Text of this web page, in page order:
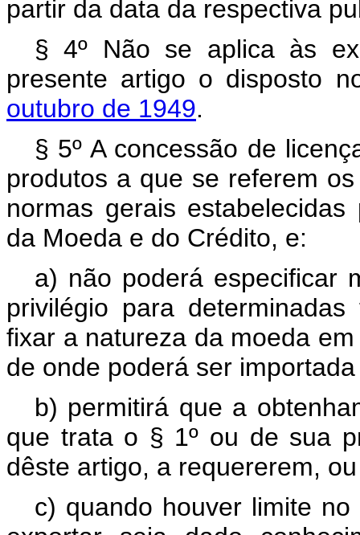
partir da data da respectiva
§ 4º Não se aplica às
presente artigo o disposto
outubro de 1949.
§ 5º A concessão de
produtos a que se referem
normas gerais
da Moeda e do Crédito, e:
a) não poderá especificar
privilégio para
fixar a natureza da moeda
de onde poderá ser
b) permitirá que a
que trata o § 1º ou de sua
dêste artigo, a requererem, ou
c) quando houver limite